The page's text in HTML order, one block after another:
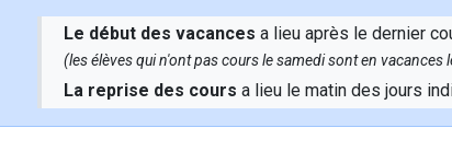
Le début des vacances a lieu après le dernier
(les élèves qui n'ont pas cours le samedi sont en vacances
La reprise des cours a lieu le matin des jours